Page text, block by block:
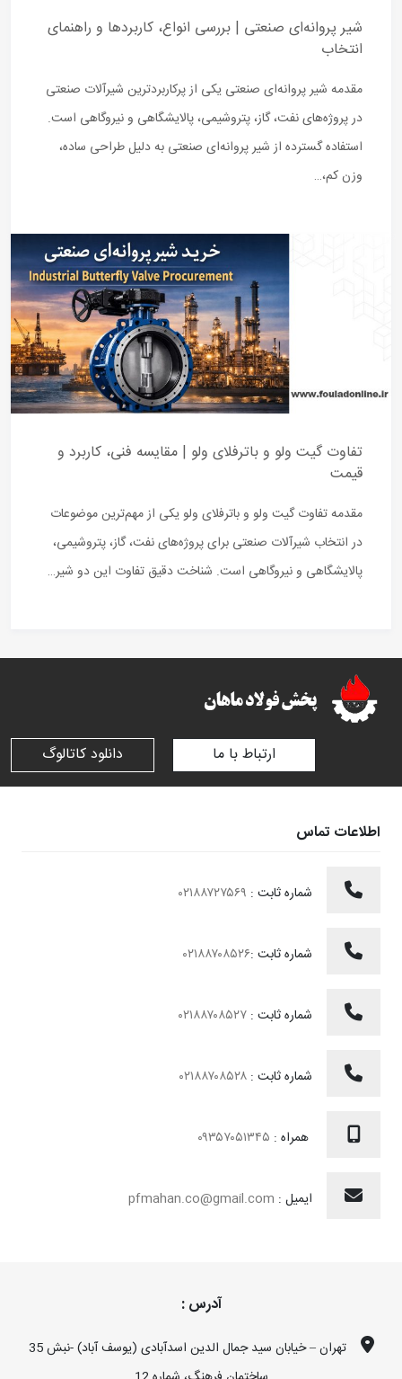
شیر پروانه‌ای صنعتی | بررسی انواع، کاربردها و راهنمای
انتخاب
مقدمه شیر پروانه‌ای صنعتی یکی از پرکاربردترین شیرآلات صنعتی
در پروژه‌های نفت، گاز، پتروشیمی، پالایشگاهی و نیروگاهی است.
استفاده گسترده از شیر پروانه‌ای صنعتی به دلیل طراحی ساده،
وزن کم،…
تفاوت گیت ولو و باترفلای ولو | مقایسه فنی، کاربرد و
قیمت
مقدمه تفاوت گیت ولو و باترفلای ولو یکی از مهم‌ترین موضوعات
در انتخاب شیرآلات صنعتی برای پروژه‌های نفت، گاز، پتروشیمی،
پالایشگاهی و نیروگاهی است. شناخت دقیق تفاوت این دو شیر…
ارتباط با ما دانلود کاتالوگ
اطلاعات تماس
شماره ثابت :
شماره ثابت :۰۲۱۸۸۷۰۸۵۲۶
شماره ثابت :
شماره ثابت :
همراه :
ایمیل : pfmahan.co@gmail.com
آدرس :
تهران – خیابان سید جمال الدین اسدآبادی (یوسف آباد) -نبش 35